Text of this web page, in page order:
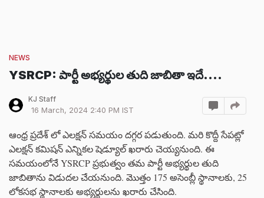
NEWS
YSRCP: పార్టీ అభ్యర్థుల తుది జాబితా ఇదే....
KJ Staff
16 March, 2024 2:40 PM IST
ఆంధ్ర ప్రదేశ్ లో ఎలక్షన్ సమయం దగ్గర పడుతుంది. మరి కొద్దీ సేపట్లో
ఎలక్షన్ కమిషన్ ఎన్నికల షెడ్యూల్ ఖరారు చెయ్యనుంది. ఈ
సమయంలోనే YSRCP ప్రభుత్వం తమ పార్టీ అభ్యర్థుల తుది
జాబితాను విడుదల చేయనుంది. మొత్తం 175 అసెంబ్లీ స్థానాలకు, 25
లోకసభ స్థానాలకు అభ్యర్థులను ఖరారు చేసింది.